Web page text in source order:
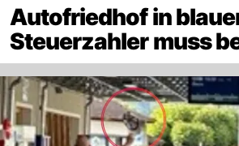
Autofriedhof in
Steuerzahler muss